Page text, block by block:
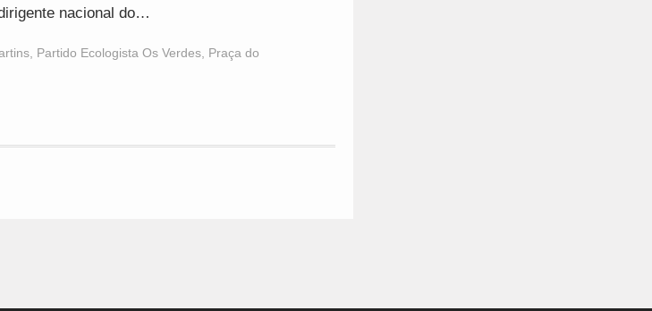
nacional do…
, Partido Ecologista Os Verdes, Praça do